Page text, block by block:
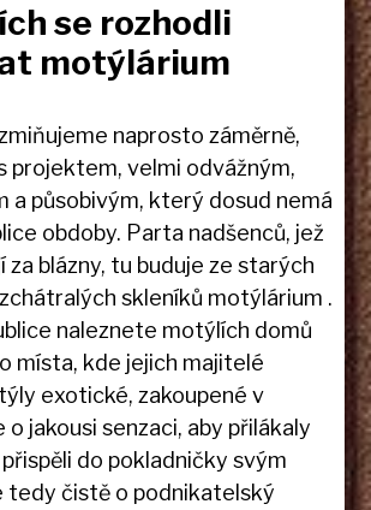
se rozhodli
motýlárium
naprosto záměrně,
projektem, velmi odvážným,
a působivým, který dosud nemá
obdoby. Parta nadšenců, jež
za blázny, tu buduje ze starých
skleníků motýlárium .
naleznete motýlích domů
místa, kde jejich majitelé
exotické, zakoupené v
o jakousi senzaci, aby přilákaly
do pokladničky svým
tedy čistě o podnikatelský